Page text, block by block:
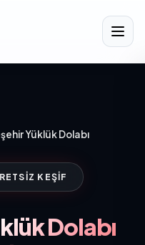
Yüklük Dolabı
KEŞIF
Dolabı